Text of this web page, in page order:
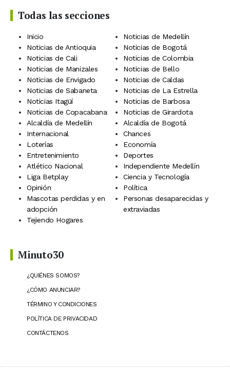
Todas las secciones
Inicio
Noticias de Medellín
Noticias de Antioquia
Noticias de Bogotá
Noticias de Cali
Noticias de Colombia
Noticias de Manizales
Noticias de Bello
Noticias de Envigado
Noticias de Caldas
Noticias de Sabaneta
Noticias de La Estrella
Noticias Itagüí
Noticias de Barbosa
Noticias de Copacabana
Noticias de Girardota
Alcaldía de Medellín
Alcaldía de Bogotá
Internacional
Chances
Loterías
Economía
Entretenimiento
Deportes
Atlético Nacional
Independiente Medellín
Liga Betplay
Ciencia y Tecnología
Opinión
Política
Mascotas perdidas y en
adopción
Personas desaparecidas y
extraviadas
Tejiendo Hogares
Minuto30
¿QUIÉNES SOMOS?
¿CÓMO ANUNCIAR?
TÉRMINO Y CONDICIONES
POLÍTICA DE PRIVACIDAD
CONTÁCTENOS